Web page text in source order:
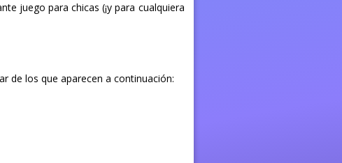
juego para chicas (¡y para cualquiera
de los que aparecen a continuación: